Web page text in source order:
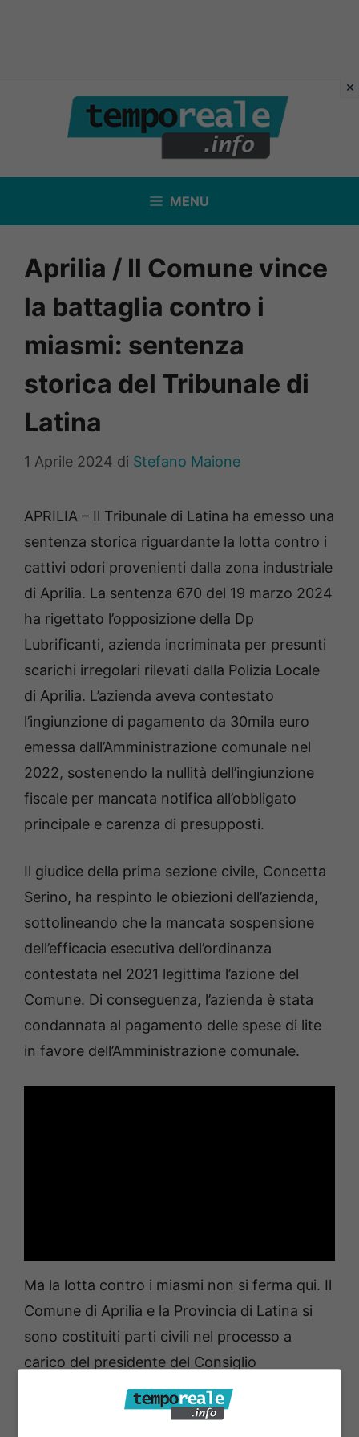
contenuto
MENU
Aprilia / Il Comune vince
la battaglia contro i
miasmi: sentenza
storica del Tribunale di
Latina
1 Aprile 2024 di Stefano Maione
APRILIA – Il Tribunale di Latina ha emesso una
sentenza storica riguardante la lotta contro i
cattivi odori provenienti dalla zona industriale
di Aprilia. La sentenza 670 del 19 marzo 2024
ha rigettato l’opposizione della Dp
Lubrificanti, azienda incriminata per presunti
scarichi irregolari rilevati dalla Polizia Locale
di Aprilia. L’azienda aveva contestato
l’ingiunzione di pagamento da 30mila euro
emessa dall’Amministrazione comunale nel
2022, sostenendo la nullità dell’ingiunzione
fiscale per mancata notifica all’obbligato
principale e carenza di presupposti.
Il giudice della prima sezione civile, Concetta
Serino, ha respinto le obiezioni dell’azienda,
sottolineando che la mancata sospensione
dell’efficacia esecutiva dell’ordinanza
contestata nel 2021 legittima l’azione del
Comune. Di conseguenza, l’azienda è stata
condannata al pagamento delle spese di lite
in favore dell’Amministrazione comunale.
Ma la lotta contro i miasmi non si ferma qui. Il
Comune di Aprilia e la Provincia di Latina si
sono costituiti parti civili nel processo a
carico del presidente del Consiglio
d’amministrazione e dell’amministratore
delegato della Dp Lubrificanti spa. L’indagine,